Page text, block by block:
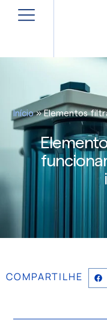
Início»Elementos
COMPARTILHE